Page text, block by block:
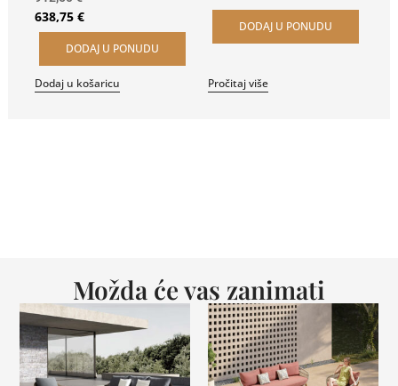
638,75 €
DODAJ U PONUDU
Dodaj u košaricu
DODAJ U PONUDU
Pročitaj više
Možda će vas zanimati